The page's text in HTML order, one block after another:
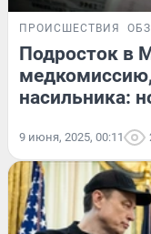
ПРОИСШЕСТВИЯ
Подросток в
насильника:
9 июня, 2025, 00:11